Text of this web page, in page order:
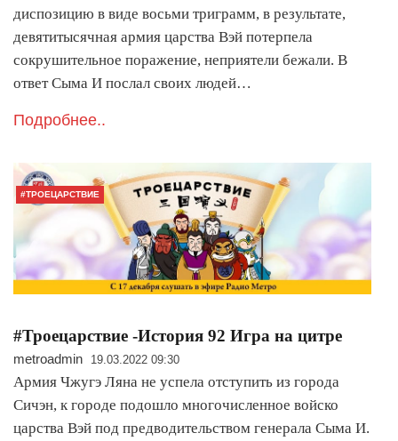
диспозицию в виде восьми триграмм, в результате,
девятитысячная армия царства Вэй потерпела
сокрушительное поражение, неприятели бежали. В
ответ Сыма И послал своих людей…
Подробнее..
#ТРОЕЦАРСТВИЕ
#Троецарствие -История 92 Игра на цитре
metroadmin 19.03.2022 09:30
Армия Чжугэ Ляна не успела отступить из города
Сичэн, к городе подошло многочисленное войско
царства Вэй под предводительством генерала Сыма И.